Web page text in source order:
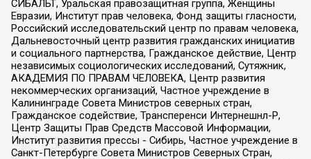
СИБАЛЬТ, Уральская правозащитная группа, Женщины
Евразии, Институт прав человека, Фонд защиты гласности,
Российский исследовательский центр по правам человека,
Дальневосточный центр развития гражданских инициатив
и социального партнерства, Гражданское действие, Центр
независимых социологических исследований, Сутяжник,
АКАДЕМИЯ ПО ПРАВАМ ЧЕЛОВЕКА, Центр развития
некоммерческих организаций, Частное учреждение в
Калининграде Совета Министров северных стран,
Гражданское содействие, Трансперенси Интернешнл-Р,
Центр Защиты Прав Средств Массовой Информации,
Институт развития прессы - Сибирь, Частное учреждение в
Санкт-Петербурге Совета Министров Северных Стран,